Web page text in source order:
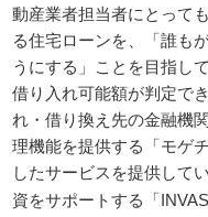
動産業者担当者にとって
る住宅ローンを、「誰も
うにする」ことを目指し
借り入れ可能額が判定で
れ・借り換え先の金融機
理機能を提供する「モゲ
したサービスを提供してい
資をサポートする「